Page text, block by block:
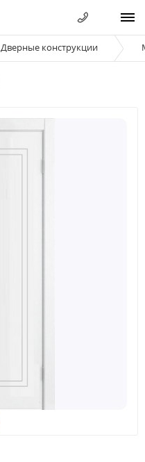
Дверные конструкции